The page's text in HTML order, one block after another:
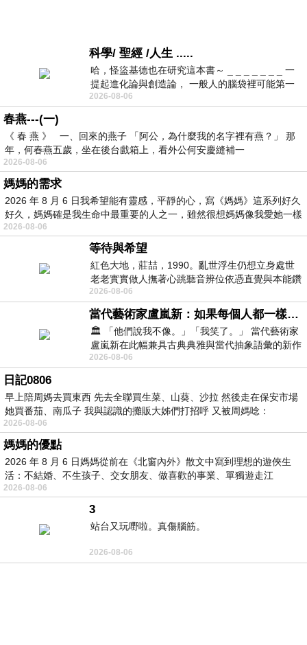
科學/ 聖經 /人生 .....
哈，怪盜基德也在研究這本書～ _ _ _ _ _ _ _ 一
提起進化論與創造論， 一般人的腦袋裡可能第一
時間就有「 進化論很科
2026-08-06
春燕---(一)
《 春 燕 》 一、回來的燕子 「阿公，為什麼我的名字裡有燕？」 那
年，何春燕五歲，坐在後台戲箱上，看外公何安慶縫補一
2026-08-06
媽媽的需求
2026 年 8 月 6 日我希望能有靈感，平靜的心，寫《媽媽》這系列好久
好久，媽媽確是我生命中最重要的人之一，雖然很想媽媽像我愛她一樣
2026-08-06
等待與希望
紅色大地，莊喆，1990。亂世浮生仍想立身處世
老老實實做人撫著心跳聽音辨位依憑直覺與本能鑽
向裂隙的亮處探索另一個心聲另一個共鳴的
2026-08-06
當代藝術家盧嵐新：如果每個人都一樣，這世界該有多無聊？
🏛️ 「他們說我不像。」「我笑了。」 當代藝術家
盧嵐新在此幅兼具古典典雅與當代抽象語彙的新作
中，以沈靜的藍色空間為背景，描繪了
2026-08-06
日記0806
早上陪周媽去買東西 先去全聯買生菜、山葵、沙拉 然後走在保安市場
她買番茄、南瓜子 我與認識的攤販大姊們打招呼 又被周媽唸：
2026-08-06
媽媽的優點
2026 年 8 月 6 日媽媽從前在《北窗內外》散文中寫到理想的遊俠生
活：不結婚、不生孩子、交女朋友、做喜歡的事業、單獨遊走江
湖⋯⋯，
2026-08-06
3
站台又玩嘢啦。真傷腦筋。
2026-08-06